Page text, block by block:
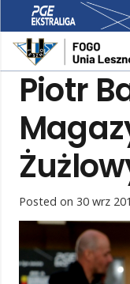
Piotr
Posted on 30 wrz